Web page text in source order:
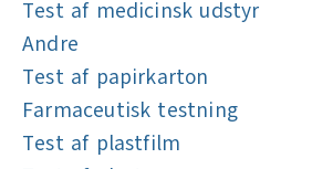
Test af medicinsk udstyr
Andre
Test af papirkarton
Farmaceutisk testning
Test af plastfilm